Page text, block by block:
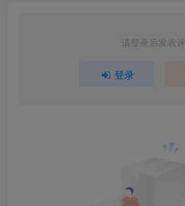
请登录后发表
登录